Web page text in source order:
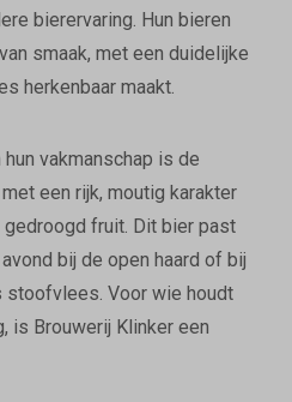
bierervaring. Hun bieren
smaak, met een duidelijke
herkenbaar maakt.
vakmanschap is de
een rijk, moutig karakter
gedroogd fruit. Dit bier past
bij de open haard of bij
Voor wie houdt
is Brouwerij Klinker een